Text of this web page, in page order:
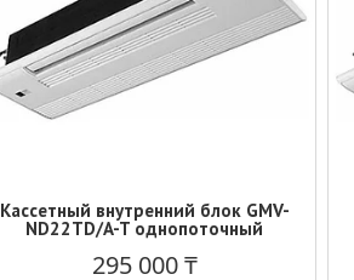
Кассетный внутренний блок GMV-
ND22TD/A-T однопоточный
295 000 ₸